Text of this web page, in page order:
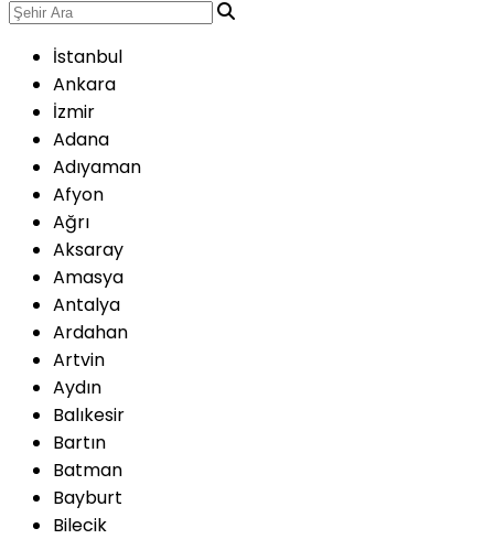
İstanbul
Ankara
İzmir
Adana
Adıyaman
Afyon
Ağrı
Aksaray
Amasya
Antalya
Ardahan
Artvin
Aydın
Balıkesir
Bartın
Batman
Bayburt
Bilecik